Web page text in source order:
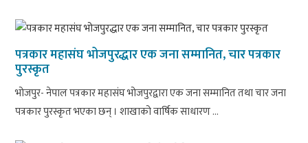
पत्रकार महासंघ भोजपुरद्धार एक जना सम्मानित, चार पत्रकार
पुरस्कृत
भोजपुर- नेपाल पत्रकार महासंघ भोजपुरद्वारा एक जना सम्मानित तथा चार जना
पत्रकार पुरस्कृत भएका छन् । शाखाको वार्षिक साधारण ...